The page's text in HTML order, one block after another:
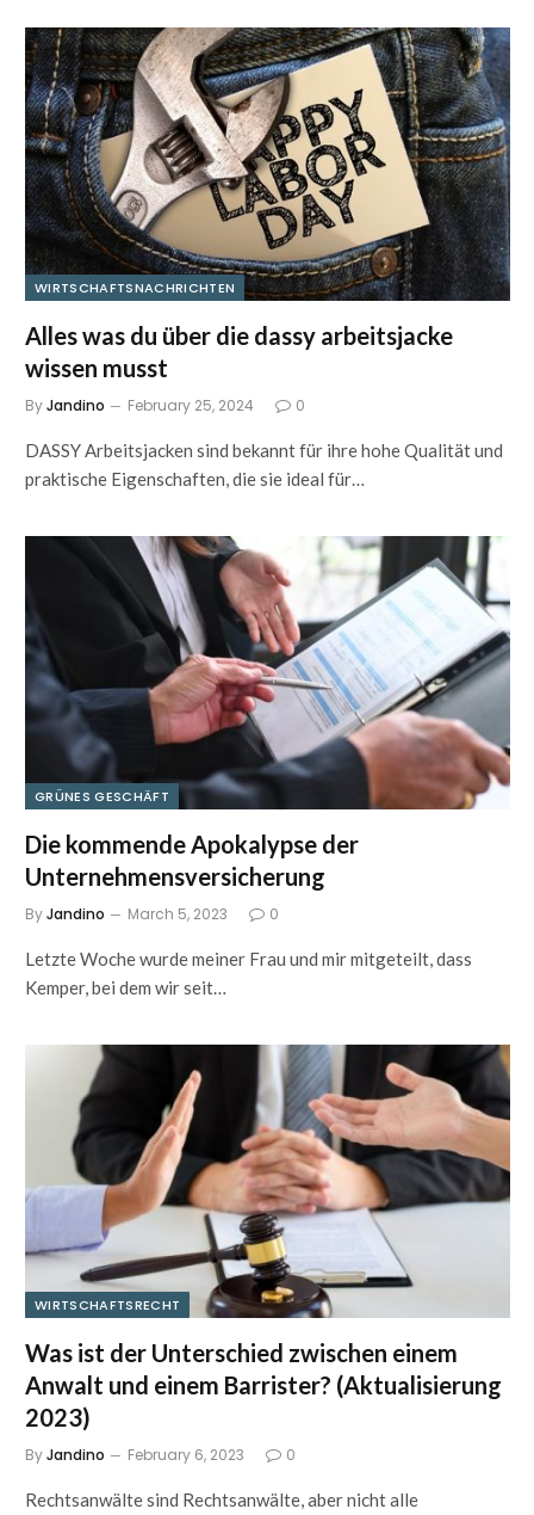
WIRTSCHAFTSNACHRICHTEN
Alles was du über die dassy arbeitsjacke
wissen musst
ByJandino February 25, 2024 0
DASSY Arbeitsjacken sind bekannt für ihre hohe Qualität und
praktische Eigenschaften, die sie ideal für…
GRÜNES GESCHÄFT
Die kommende Apokalypse der
Unternehmensversicherung
ByJandino March 5, 2023 0
Letzte Woche wurde meiner Frau und mir mitgeteilt, dass
Kemper, bei dem wir seit…
WIRTSCHAFTSRECHT
Was ist der Unterschied zwischen einem
Anwalt und einem Barrister? (Aktualisierung
2023)
ByJandino February 6, 2023 0
Rechtsanwälte sind Rechtsanwälte, aber nicht alle